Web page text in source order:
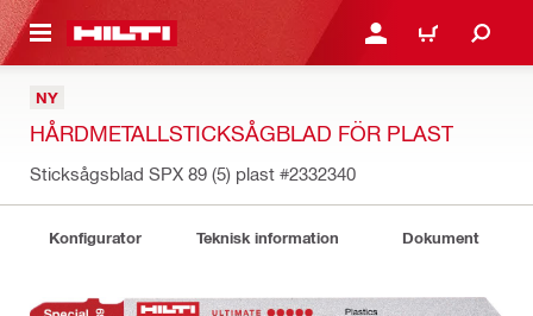
GÅ TILL HUVUDSIDAN LOGGA IN ELLER
VARUKORG
NY
HÅRDMETALLSTICKSÅGBLAD FÖR PLAST
Sticksågsblad SPX 89 (5) plast #2332340
Konfigurator Teknisk information Dokument